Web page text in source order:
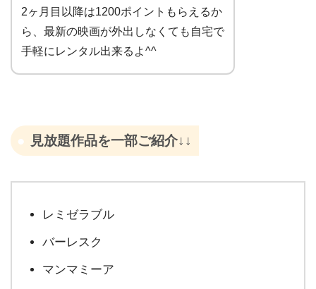
2ヶ月目以降は1200ポイントもらえるか
ら、最新の映画が外出しなくても自宅で
手軽にレンタル出来るよ^^
見放題作品を一部ご紹介↓↓
レミゼラブル
バーレスク
マンマミーア